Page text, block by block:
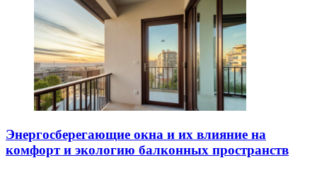
Энергосберегающие окна и их влияние на
комфорт и экологию балконных пространств